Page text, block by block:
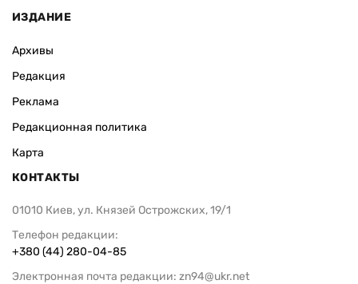
ИЗДАНИЕ
Архивы
Редакция
Реклама
Редакционная политика
Карта
КОНТАКТЫ
01010 Киев, ул. Князей Острожских, 19/1
Телефон редакции:
+380 (44) 280-04-85
Электронная почта редакции: zn94@ukr.net